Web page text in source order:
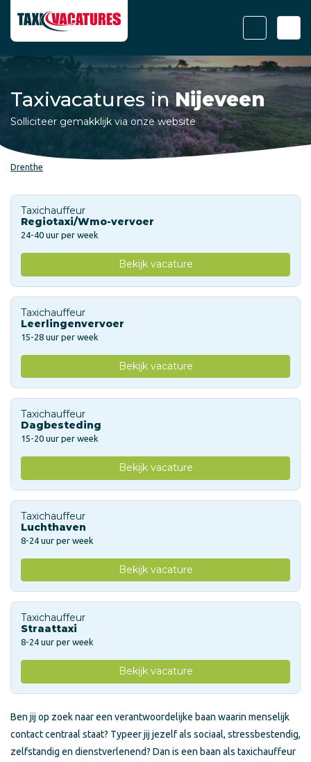
Taxivacatures inNijeveen
Solliciteer gemakklijk via onze website
Drenthe
Taxichauffeur
Regiotaxi/Wmo-vervoer
24-40 uur per week
Bekijk vacature
Taxichauffeur
Leerlingenvervoer
15-28 uur per week
Bekijk vacature
Taxichauffeur
Dagbesteding
15-20 uur per week
Bekijk vacature
Taxichauffeur
Luchthaven
8-24 uur per week
Bekijk vacature
Taxichauffeur
Straattaxi
8-24 uur per week
Bekijk vacature
Ben jij op zoek naar een verantwoordelijke baan waarin menselijk
contact centraal staat? Typeer jij jezelf als sociaal, stressbestendig,
zelfstandig en dienstverlenend? Dan is een baan als taxichauffeur